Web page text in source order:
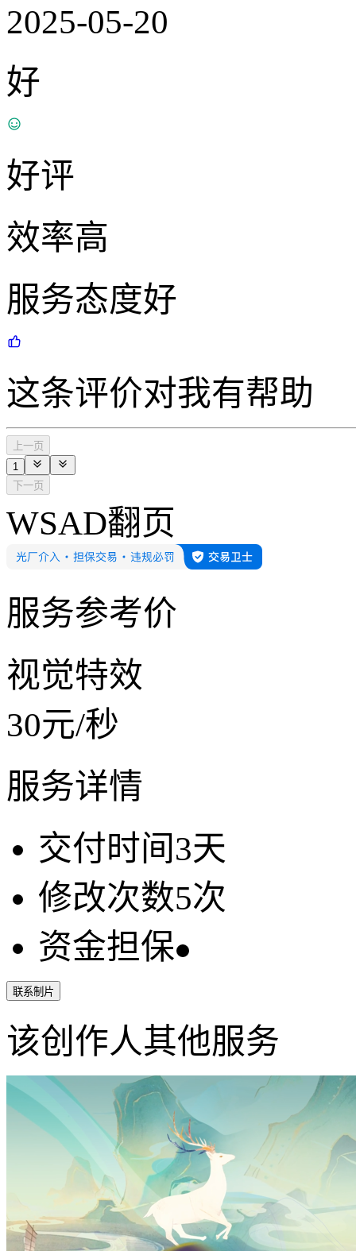
2025-05-20
好
好评
效率高
服务态度好
这条评价对我有帮助
上一页
1
下一页
WSAD翻页
服务参考价
视觉特效
30元/秒
服务详情
交付时间 3天
修改次数5次
资金担保
联系制片
该创作人其他服务